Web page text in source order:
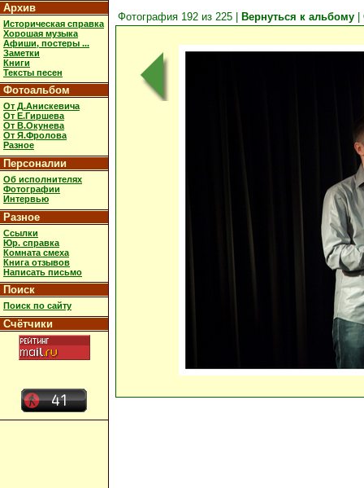
Архив
Историческая справка
Хорошая музыка
Афиши, постеры ...
Заметки
Книги
Тексты песен
Фотоальбом
От Д.Анискевича
От Е.Гиршева
От В.Окунева
От Я.Фролова
Разное
Персоналии
Об исполнителях
Фотографии
Интервью
Разное
Ссылки
Юр. справка
Комната смеха
Книга отзывов
Написать письмо
Поиск
Поиск по сайту
Счётчики
Фотография 192 из 225 | Вернуться к альбому